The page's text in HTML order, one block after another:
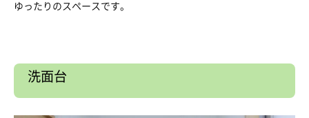
ゆったりのスペースです。
洗面台